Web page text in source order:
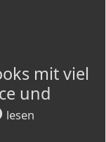
mit viel
und
lesen